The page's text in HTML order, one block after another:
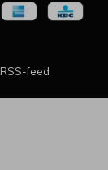
RSS-feed